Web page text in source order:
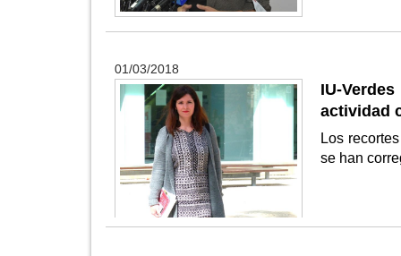
01/03/2018
IU-
actividad
Los
se han